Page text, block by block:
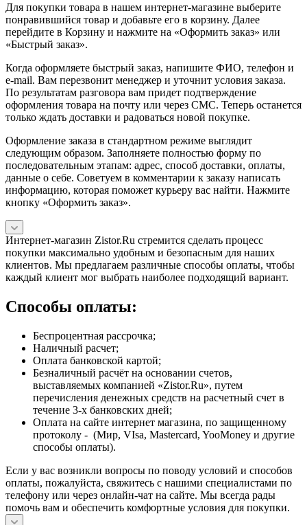
Для покупки товара в нашем интернет-магазине выберите
понравившийся товар и добавьте его в корзину. Далее
перейдите в Корзину и нажмите на «Оформить заказ» или
«Быстрый заказ».
Когда оформляете быстрый заказ, напишите ФИО, телефон и
e-mail. Вам перезвонит менеджер и уточнит условия заказа.
По результатам разговора вам придет подтверждение
оформления товара на почту или через СМС. Теперь останется
только ждать доставки и радоваться новой покупке.
Оформление заказа в стандартном режиме выглядит
следующим образом. Заполняете полностью форму по
последовательным этапам: адрес, способ доставки, оплаты,
данные о себе. Советуем в комментарии к заказу написать
информацию, которая поможет курьеру вас найти. Нажмите
кнопку «Оформить заказ».
Интернет-магазин Zistor.Ru стремится сделать процесс
покупки максимально удобным и безопасным для наших
клиентов. Мы предлагаем различные способы оплаты, чтобы
каждый клиент мог выбрать наиболее подходящий вариант.
Способы оплаты:
Беспроцентная рассрочка;
Наличный расчет;
Оплата банковской картой;
Безналичный расчёт на основании счетов,
выставляемых компанией «Zistor.Ru», путем
перечисления денежных средств на расчетный счет в
течение 3-х банковских дней;
Оплата на сайте интернет магазина, по защищенному
протоколу - (Мир, VIsa, Mastercard, YooMoney и другие
способы оплаты).
Если у вас возникли вопросы по поводу условий и способов
оплаты, пожалуйста, свяжитесь с нашими специалистами по
телефону или через онлайн-чат на сайте. Мы всегда рады
помочь вам и обеспечить комфортные условия для покупки.